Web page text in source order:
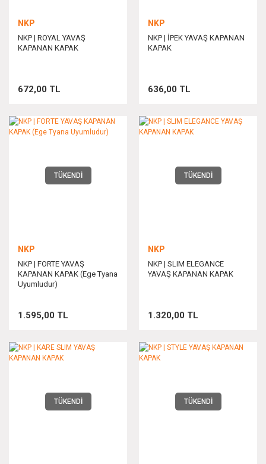
NKP
NKP | ROYAL YAVAŞ
KAPANAN KAPAK
672,00 TL
NKP
NKP | İPEK YAVAŞ KAPANAN
KAPAK
636,00 TL
TÜKENDİ
NKP
NKP | FORTE YAVAŞ
KAPANAN KAPAK (Ege Tyana
Uyumludur)
1.595,00 TL
TÜKENDİ
NKP
NKP | SLIM ELEGANCE
YAVAŞ KAPANAN KAPAK
1.320,00 TL
TÜKENDİ TÜKENDİ